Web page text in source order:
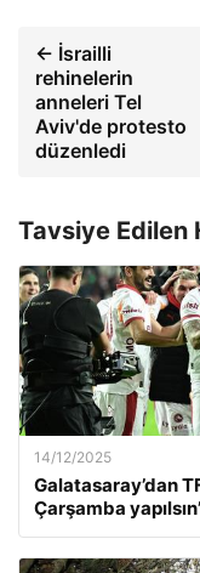
← İsrailli
rehinelerin
anneleri Tel
Aviv'de protesto
düzenledi
Tavsiye Edilen
14/12/2025
Galatasaray’dan
Çarşamba